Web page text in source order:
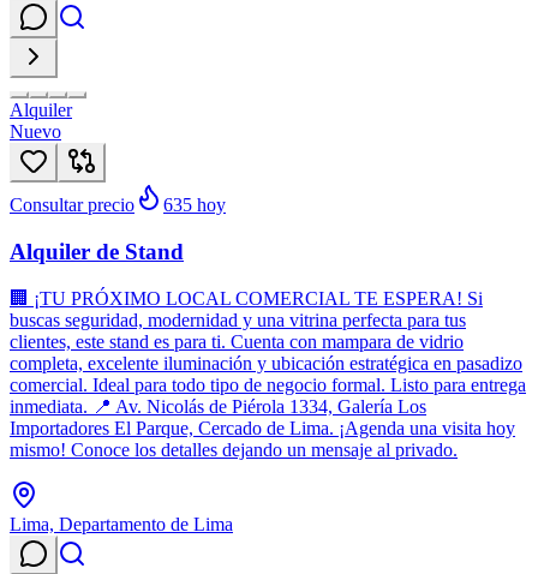
Alquiler
Nuevo
Consultar precio 635 hoy
Alquiler de Stand
🏢 ¡TU PRÓXIMO LOCAL COMERCIAL TE ESPERA! Si
buscas seguridad, modernidad y una vitrina perfecta para tus
clientes, este stand es para ti. Cuenta con mampara de vidrio
completa, excelente iluminación y ubicación estratégica en pasadizo
comercial. Ideal para todo tipo de negocio formal. Listo para entrega
inmediata. 📍 Av. Nicolás de Piérola 1334, Galería Los
Importadores El Parque, Cercado de Lima. ¡Agenda una visita hoy
mismo! Conoce los detalles dejando un mensaje al privado.
Lima, Departamento de Lima